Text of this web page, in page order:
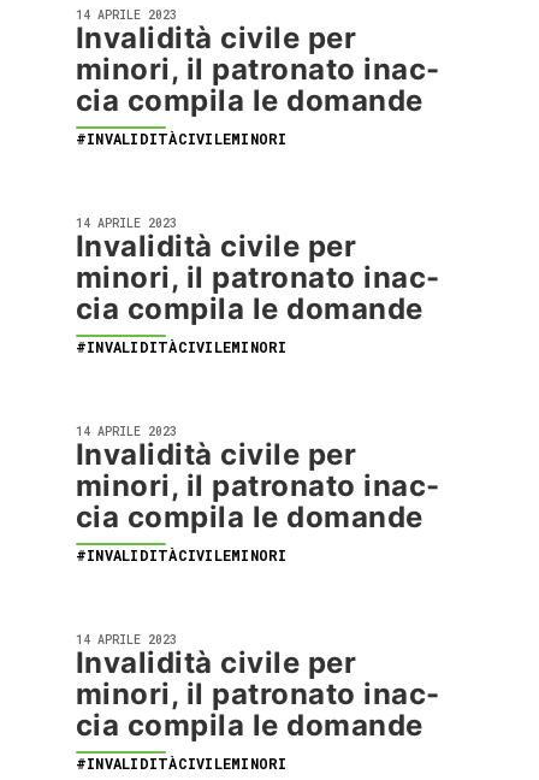
14 APRILE 2023
Invalidità civile per
minori, il patronato inac-
cia compila le domande
#INVALIDITÀCIVILEMINORI
14 APRILE 2023
Invalidità civile per
minori, il patronato inac-
cia compila le domande
#INVALIDITÀCIVILEMINORI
14 APRILE 2023
Invalidità civile per
minori, il patronato inac-
cia compila le domande
#INVALIDITÀCIVILEMINORI
14 APRILE 2023
Invalidità civile per
minori, il patronato inac-
cia compila le domande
#INVALIDITÀCIVILEMINORI